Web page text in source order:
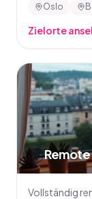
Oslo
Zielorte
🌍Remote
Vollständig